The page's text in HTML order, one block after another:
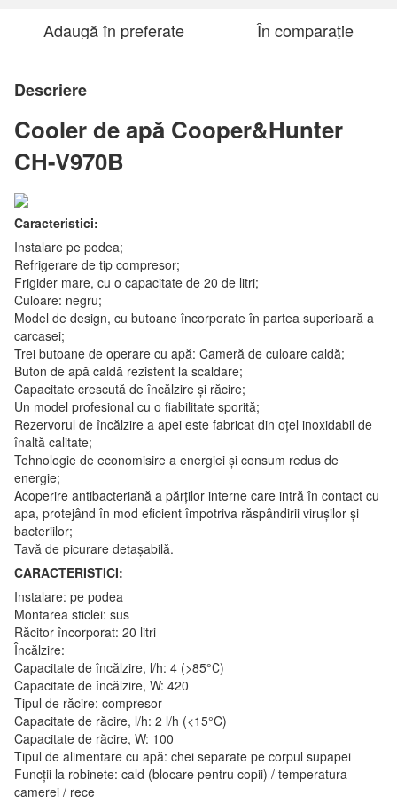
Adaugă în preferate În comparație
Descriere
Cooler de apă Cooper&Hunter
CH-V970B
Caracteristici:
Instalare pe podea;
Refrigerare de tip compresor;
Frigider mare, cu o capacitate de 20 de litri;
Culoare: negru;
Model de design, cu butoane încorporate în partea superioară a
carcasei;
Trei butoane de operare cu apă: Cameră de culoare caldă;
Buton de apă caldă rezistent la scaldare;
Capacitate crescută de încălzire și răcire;
Un model profesional cu o fiabilitate sporită;
Rezervorul de încălzire a apei este fabricat din oțel inoxidabil de
înaltă calitate;
Tehnologie de economisire a energiei și consum redus de
energie;
Acoperire antibacteriană a părților interne care intră în contact cu
apa, protejând în mod eficient împotriva răspândirii virușilor și
bacteriilor;
Tavă de picurare detașabilă.
CARACTERISTICI:
Instalare: pe podea
Montarea sticlei: sus
Răcitor încorporat: 20 litri
Încălzire:
Capacitate de încălzire, l/h: 4 (>85°С)
Capacitate de încălzire, W: 420
Tipul de răcire: compresor
Capacitate de răcire, l/h: 2 l/h (<15°C)
Capacitate de răcire, W: 100
Tipul de alimentare cu apă: chei separate pe corpul supapei
Funcții la robinete: cald (blocare pentru copii) / temperatura
camerei / rece